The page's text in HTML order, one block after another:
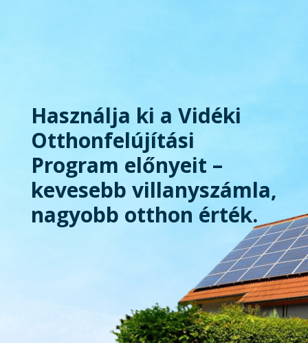
Használja ki a Vidéki
Otthonfelújítási
Program előnyeit –
kevesebb villanyszámla,
nagyobb otthon érték.